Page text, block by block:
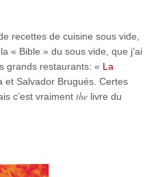
recettes de cuisine sous vide,
« Bible » du sous vide, que j’ai
grands restaurants: « La
et Salvador Brugués. Certes
c’est vraiment thelivre du